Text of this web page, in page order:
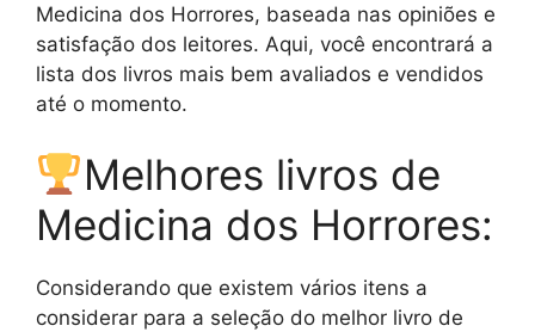
Medicina dos Horrores, baseada nas opiniões e
satisfação dos leitores. Aqui, você encontrará a
lista dos livros mais bem avaliados e vendidos
até o momento.
Melhores livros de
Medicina dos Horrores:
Considerando que existem vários itens a
considerar para a seleção do melhor livro de